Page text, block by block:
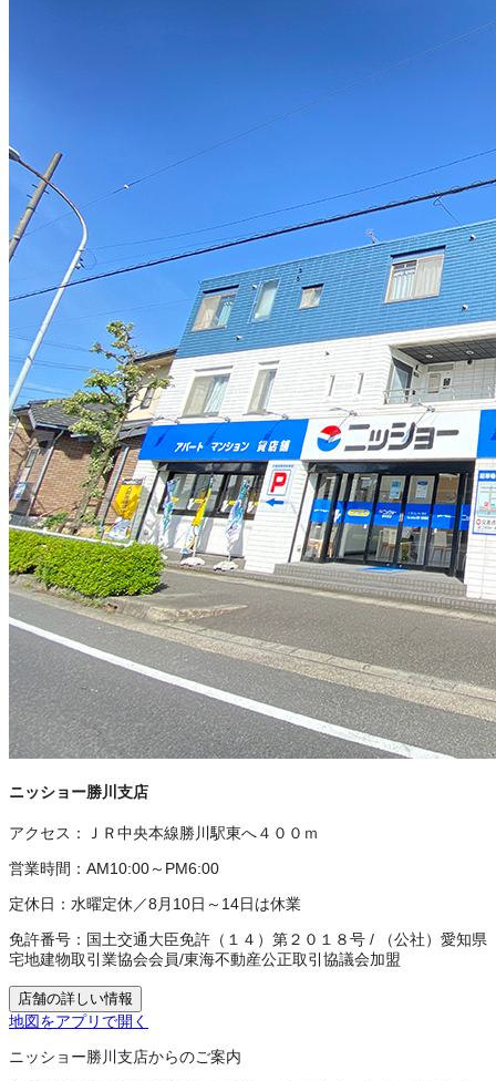
ニッショー勝川支店
アクセス：
ＪＲ中央本線勝川駅東へ４００ｍ
営業時間： AM10:00～PM6:00
定休日： 水曜定休／8月10日～14日は休業
免許番号： 国土交通大臣免許（１４）第２０１８号 /
（公社）愛知県
宅地建物取引業協会会員/東海不動産公正取引協議会加盟
店舗の詳しい情報
地図をアプリで開く
ニッショー勝川支店からのご案内